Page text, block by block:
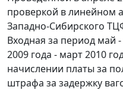
проверкой в линейном
Западно-Сибирского
Входная за период май -
2009 года - март 2010
начислении платы за
штрафа за задержку